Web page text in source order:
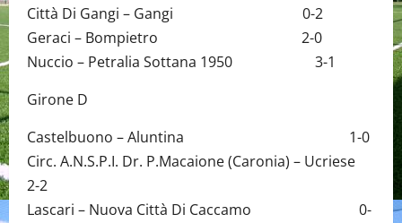
Città Di Gangi – Gangi 0-2
Geraci – Bompietro 2-0
Nuccio – Petralia Sottana 1950 3-1
Girone D
Castelbuono – Aluntina 1-0
Circ. A.N.S.P.I. Dr. P.Macaione (Caronia) – Ucriese
2-2
Lascari – Nuova Città Di Caccamo 0-